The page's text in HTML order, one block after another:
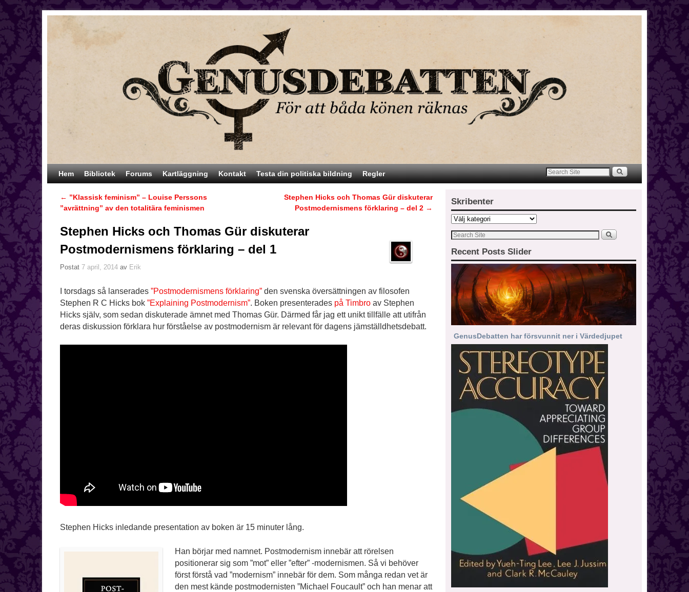
Hoppa till huvudinnehåll
Hoppa till sekundärt innehåll
Hem Bibliotek Forums Kartläggning Kontakt Testa din politiska bildning Regler
Inläggsnavigering
← ”Klassisk feminism” – Louise Perssons
”avrättning” av den totalitära feminismen
Stephen Hicks och Thomas Gür diskuterar
Postmodernismens förklaring – del 2 →
Stephen Hicks och Thomas Gür diskuterar
Postmodernismens förklaring – del 1
Postat 7 april, 2014 av Erik
I torsdags så lanserades ”Postmodernismens förklaring” den svenska översättningen av filosofen
Stephen R C Hicks bok ”Explaining Postmodernism”. Boken presenterades på Timbro av Stephen
Hicks själv, som sedan diskuterade ämnet med Thomas Gür. Därmed får jag ett unikt tillfälle att utifrån
deras diskussion förklara hur förståelse av postmodernism är relevant för dagens jämställdhetsdebatt.
Stephen Hicks inledande presentation av boken är 15 minuter lång.
Han börjar med namnet. Postmodernism innebär att rörelsen
positionerar sig som ”mot” eller ”efter” -modernismen. Så vi behöver
först förstå vad ”modernism” innebär för dem. Som många redan vet är
den mest kände postmodernisten ”Michael Foucault” och han menar att
Skribenter
Recent Posts Slider
GenusDebatten har försvunnit ner i Värdedjupet